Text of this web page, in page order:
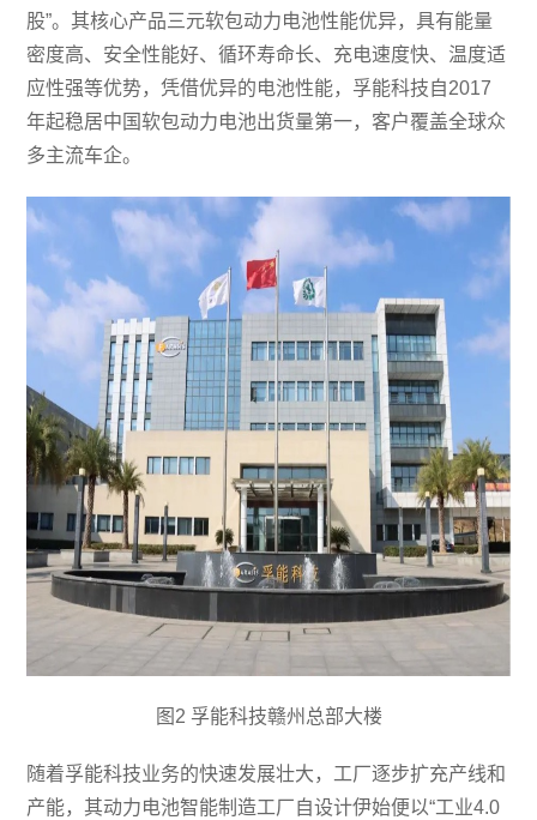
股”。其核心产品三元软包动力电池性能优异，具有能量
密度高、安全性能好、循环寿命长、充电速度快、温度适
应性强等优势，凭借优异的电池性能，孚能科技自2017
年起稳居中国软包动力电池出货量第一，客户覆盖全球众
多主流车企。
图2 孚能科技赣州总部大楼
随着孚能科技业务的快速发展壮大，工厂逐步扩充产线和
产能，其动力电池智能制造工厂自设计伊始便以“工业4.0